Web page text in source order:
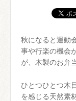
秋になると運動
事や行楽の機会
が、木製のお弁
ひとつひとつ木
を感じる天然素